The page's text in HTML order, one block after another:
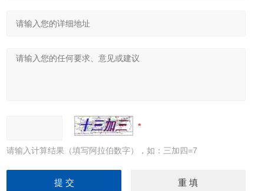
请输入计算结果（填写阿拉伯数字），如：三加四=7